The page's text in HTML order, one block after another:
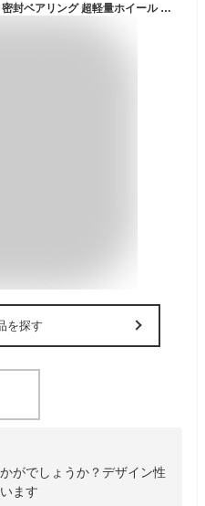
PASAK ロードバイク 自転車 700C 密封ベアリング 超軽量ホイール ホイールセット リム 11スピード サポート 1650 g
を探す
がでしょうか？デザイン性
ます